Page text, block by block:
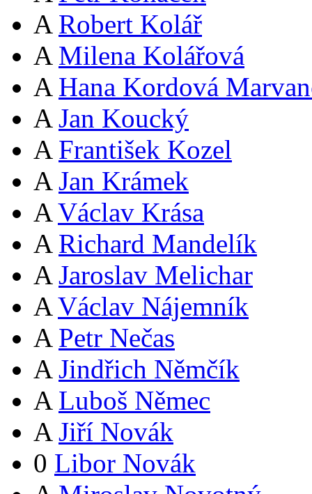
A Robert Kolář
A Milena Kolářová
A Hana Kordová
A Jan Koucký
A František Kozel
A Jan Krámek
A Václav Krása
A Richard Mandelík
A Jaroslav Melichar
A Václav Nájemník
A Petr Nečas
A Jindřich Němčík
A Luboš Němec
A Jiří Novák
0 Libor Novák